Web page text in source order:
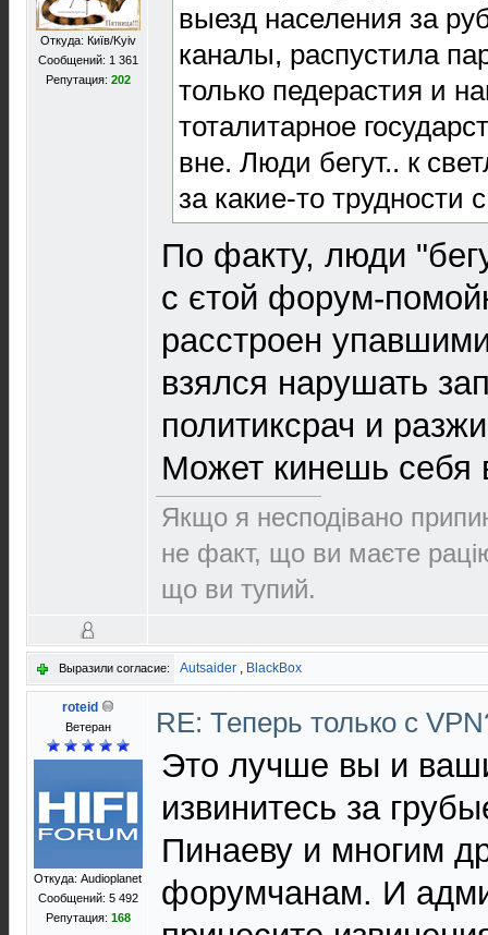
Откуда: Київ/Kyiv
Сообщений: 1 361
Репутация: 202
выезд населения за
каналы, распустила
только педерастия и
тоталитарное
вне. Люди бегут.. к
за какие-то трудности
По факту, люди
с єтой форум-
расстроен
взялся нарушать
политиксрач и
Может кинешь себя
Якщо я несподівано
не факт, що ви маєте
що ви тупий.
Выразили согласие: Autsaider , BlackBox
roteid
Ветеран
Откуда: Audioplanet
Сообщений: 5 492
Репутация: 168
RE: Теперь только с
Это лучше вы и
извинитесь за
Пинаеву и многим
форумчанам. И